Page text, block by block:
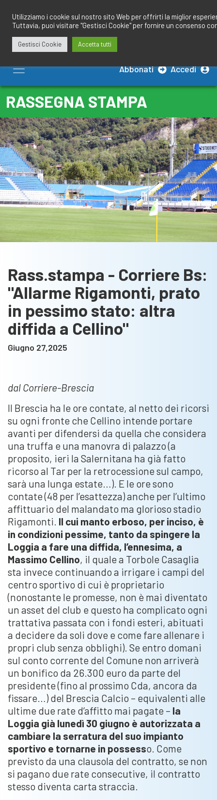
contenuto
Abbonati Accedi
RASSEGNA STAMPA
Rass.stampa - Corriere Bs:
"Allarme Rigamonti, prato
in pessimo stato: altra
diffida a Cellino"
Giugno 27,2025
dal Corriere-Brescia
Il Brescia ha le ore contate, al netto dei ricorsi
su ogni fronte che Cellino intende portare
avanti per difendersi da quella che considera
una truffa e una manovra di palazzo (a
proposito, ieri la Salernitana ha già fatto
ricorso al Tar per la retrocessione sul campo,
sarà una lunga estate…). E le ore sono
contate (48 per l’esattezza) anche per l’ultimo
affittuario del malandato ma glorioso stadio
Rigamonti. Il cui manto erboso, per inciso, è
in condizioni pessime, tanto da spingere la
Loggia a fare una diffida, l’ennesima, a
Massimo Cellino, il quale a Torbole Casaglia
sta invece continuando a irrigare i campi del
centro sportivo di cui è proprietario
(nonostante le promesse, non è mai diventato
un asset del club e questo ha complicato ogni
trattativa passata con i fondi esteri, abituati
a decidere da soli dove e come fare allenare i
propri club senza obblighi). Se entro domani
sul conto corrente del Comune non arriverà
un bonifico da 26.300 euro da parte del
presidente (fino al prossimo Cda, ancora da
fissare…) del Brescia Calcio – equivalenti alle
ultime due rate d’affitto mai pagate – la
Loggia già lunedì 30 giugno è autorizzata a
cambiare la serratura del suo impianto
sportivo e tornarne in possesso. Come
previsto da una clausola del contratto, se non
si pagano due rate consecutive, il contratto
stesso diventa carta straccia.
Utilizziamo i cookie sul nostro sito Web per offrirti la miglior
Tuttavia, puoi visitare "Gestisci Cookie" per fornire un consenso
Gestisci Cookie Accetta tutti